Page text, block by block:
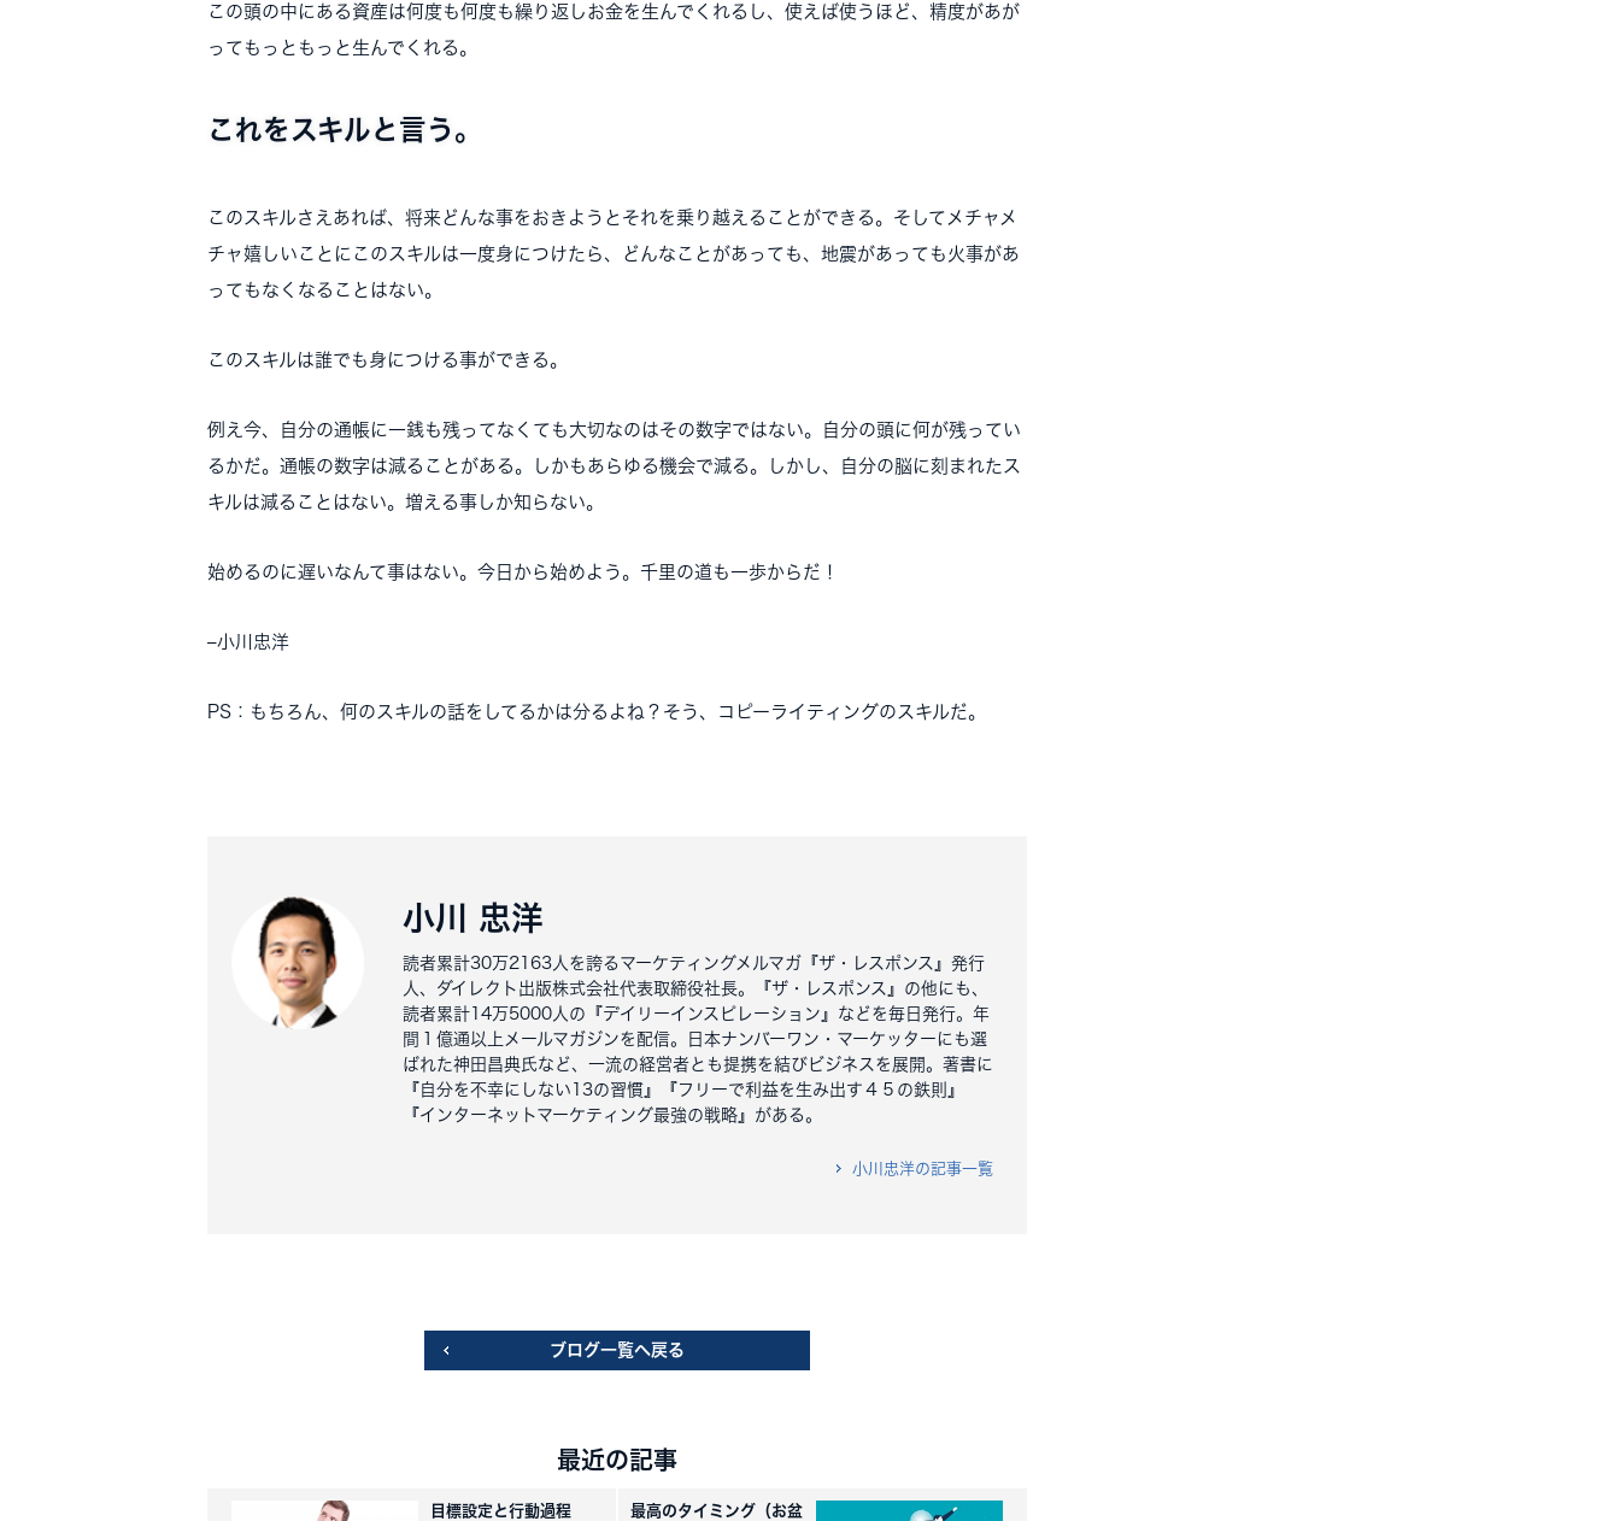
この頭の中にある資産は何度も何度も繰り返しお金を生んでくれるし、使えば使うほど、精度があが
ってもっともっと生んでくれる。
これをスキルと言う。
このスキルさえあれば、将来どんな事をおきようとそれを乗り越えることができる。そしてメチャメ
チャ嬉しいことにこのスキルは一度身につけたら、どんなことがあっても、地震があっても火事があ
ってもなくなることはない。
このスキルは誰でも身につける事ができる。
例え今、自分の通帳に一銭も残ってなくても大切なのはその数字ではない。自分の頭に何が残ってい
るかだ。通帳の数字は減ることがある。しかもあらゆる機会で減る。しかし、自分の脳に刻まれたス
キルは減ることはない。増える事しか知らない。
始めるのに遅いなんて事はない。今日から始めよう。千里の道も一歩からだ！
–小川忠洋
PS：もちろん、何のスキルの話をしてるかは分るよね？そう、コピーライティングのスキルだ。
小川 忠洋
読者累計30万2163人を誇るマーケティングメルマガ『ザ・レスポンス』発行
人、ダイレクト出版株式会社代表取締役社長。『ザ・レスポンス』の他にも、
読者累計14万5000人の『デイリーインスピレーション』などを毎日発行。年
間１億通以上メールマガジンを配信。日本ナンバーワン・マーケッターにも選
ばれた神田昌典氏など、一流の経営者とも提携を結びビジネスを展開。著書に
『自分を不幸にしない13の習慣』『フリーで利益を生み出す４５の鉄則』
『インターネットマーケティング最強の戦略』がある。
小川忠洋の記事一覧
ブログ一覧へ戻る
最近の記事
目標設定と行動過程 最高のタイミング（お盆